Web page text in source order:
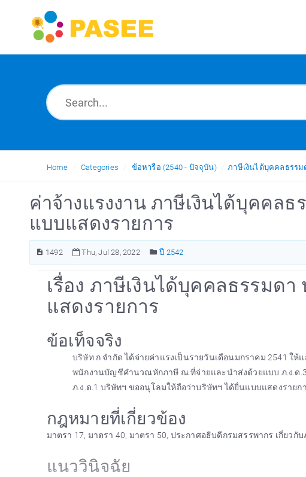
Home Categories ข้อหารือ (2540 - ปัจจุบัน) ภาษีเงินได้บุคคลธรรม
ค่าจ้างแรงงาน ภาษีเงินได้บุคคล
แบบแสดงรายการ
1492 Thu, Jul 28, 2022 ปี 2542
เรื่อง ภาษีเงินได้บุคคลธรรมด
แสดงรายการ
ข้อเท็จจริง
บริษัท ก จำกัด ได้จ่ายค่าแรงเป็นรายวันเดือนมกราคม 2541 ให้
พนักงานบัญชีคำนวณหักภาษี ณ ที่จ่ายและนำส่งด้วยแบบ ภ.ง.ด
ภ.ง.ด.1 บริษัทฯ ขออนุโลมให้ถือว่าบริษัทฯ ได้ยื่นแบบแสดงราย
กฎหมายที่เกี่ยวข้อง
มาตรา 17, มาตรา 40, มาตรา 50, ประกาศอธิบดีกรมสรรพากร เกี่ยวกั
แนววินิจฉัย